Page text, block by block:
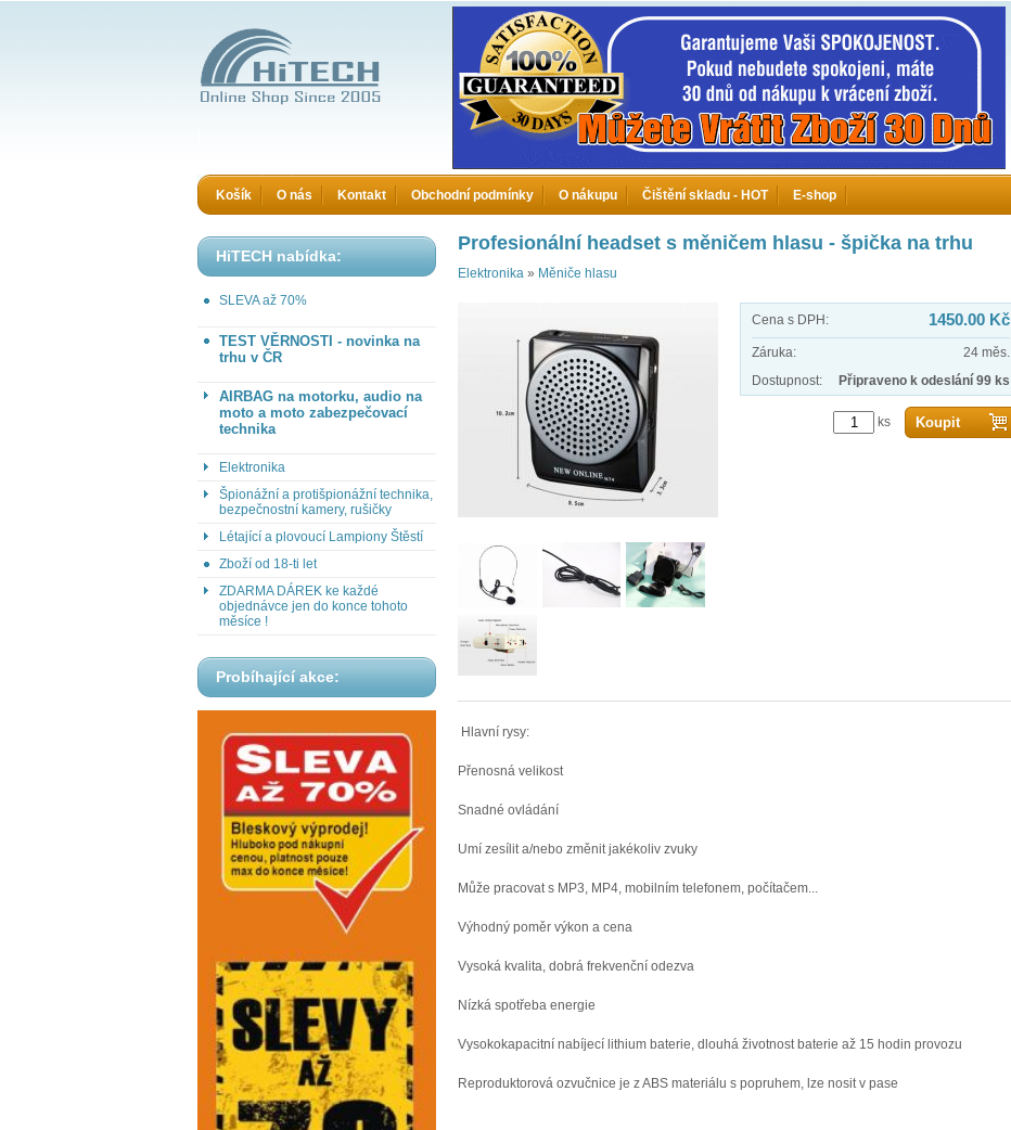
Košík O nás Kontakt Obchodní podmínky O nákupu Čištění skladu - HOT E-shop
HiTECH nabídka:
SLEVA až 70%
TEST VĚRNOSTI - novinka na
trhu v ČR
AIRBAG na motorku, audio na
moto a moto zabezpečovací
technika
Elektronika
Špionážní a protišpionážní technika,
bezpečnostní kamery, rušičky
Létající a plovoucí Lampiony Štěstí
Zboží od 18-ti let
ZDARMA DÁREK ke každé
objednávce jen do konce tohoto
měsíce !
Probíhající akce:
Profesionální headset s měničem hlasu - špička na trhu
Elektronika » Měniče hlasu
Cena s DPH: 1450.00 Kč
Záruka:
24 měs.
Dostupnost:
Připraveno k odeslání 99 ks
ks
Hlavní rysy:
Přenosná velikost
Snadné ovládání
Umí zesílit a/nebo změnit jakékoliv zvuky
Může pracovat s MP3, MP4, mobilním telefonem, počítačem...
Výhodný poměr výkon a cena
Vysoká kvalita, dobrá frekvenční odezva
Nízká spotřeba energie
Vysokokapacitní nabíjecí lithium baterie, dlouhá životnost baterie až 15 hodin provozu
Reproduktorová ozvučnice je z ABS materiálu s popruhem, lze nosit v pase